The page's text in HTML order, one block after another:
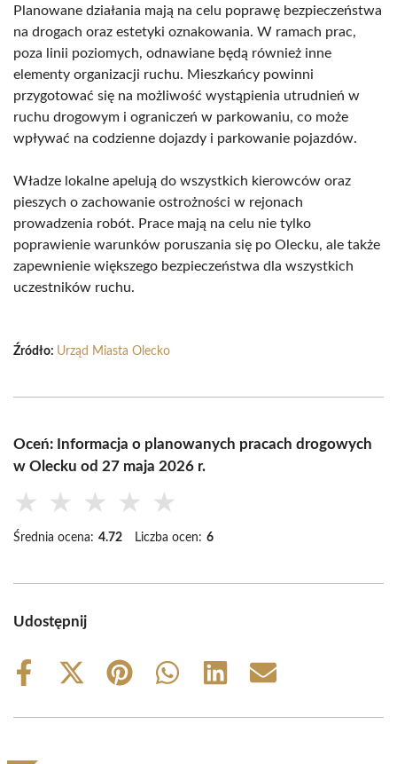
Planowane działania mają na celu poprawę bezpieczeństwa
na drogach oraz estetyki oznakowania. W ramach prac,
poza linii poziomych, odnawiane będą również inne
elementy organizacji ruchu. Mieszkańcy powinni
przygotować się na możliwość wystąpienia utrudnień w
ruchu drogowym i ograniczeń w parkowaniu, co może
wpływać na codzienne dojazdy i parkowanie pojazdów.
Władze lokalne apelują do wszystkich kierowców oraz
pieszych o zachowanie ostrożności w rejonach
prowadzenia robót. Prace mają na celu nie tylko
poprawienie warunków poruszania się po Olecku, ale także
zapewnienie większego bezpieczeństwa dla wszystkich
uczestników ruchu.
Źródło: Urząd Miasta Olecko
Oceń: Informacja o planowanych pracach drogowych
w Olecku od 27 maja 2026 r.
★ ★ ★ ★ ★
Średnia ocena: 4.72 Liczba ocen: 6
Udostępnij
Share
Share
(Twitter)
Share
Share
Share
Share